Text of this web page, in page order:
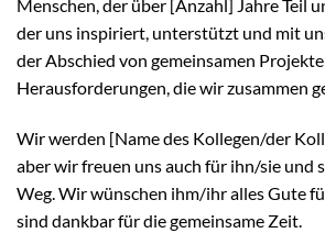
Menschen, der über [Anzahl] Jahre Teil
der uns inspiriert, unterstützt und mit
der Abschied von gemeinsamen
Herausforderungen, die wir zusammen
Wir werden [Name des Kollegen/der
aber wir freuen uns auch für ihn/sie und
Weg. Wir wünschen ihm/ihr alles Gute
sind dankbar für die gemeinsame Zeit.